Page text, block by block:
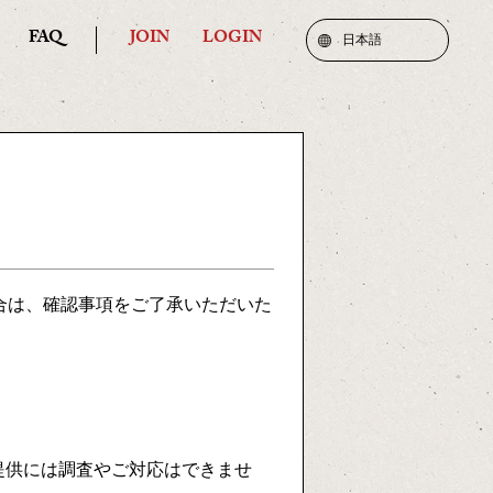
FAQ JOIN LOGIN 日本語
、確認事項をご了承いただいた
には調査やご対応はできませ